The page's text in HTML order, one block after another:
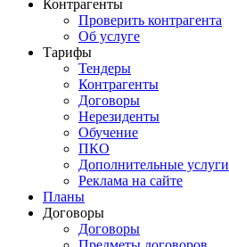
Контрагенты
Проверить контрагента
Об услуге
Тарифы
Тендеры
Контрагенты
Договоры
Нерезиденты
Обучение
ПКО
Дополнительные услуги
Реклама на сайте
Планы
Договоры
Договоры